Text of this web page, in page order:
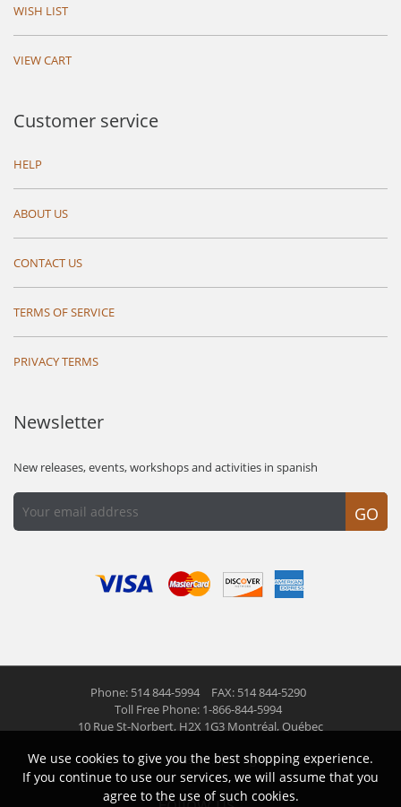
WISH LIST
VIEW CART
Customer service
HELP
ABOUT US
CONTACT US
TERMS OF SERVICE
PRIVACY TERMS
Newsletter
New releases, events, workshops and activities in spanish
GO
Phone: 514 844-5994
FAX: 514 844-5290
Toll Free Phone: 1-866-844-5994
10 Rue St-Norbert, H2X 1G3 Montréal, Québec
© 2026 Las Americas inc. All right reserved
We use cookies to give you the best shopping experience.
If you continue to use our services, we will assume that you
agree to the use of such cookies.